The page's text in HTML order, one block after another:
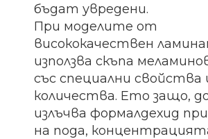
бъдат увредени.
При моделите от
висококачествен
използва скъпа
със специални свойства
количества. Ето защо,
излъчва формалдехид
на пода,